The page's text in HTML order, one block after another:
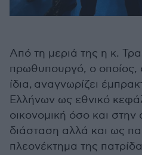
Από τη μεριά της η κ.
πρωθυπουργό, ο
ίδια, αναγνωρίζει
Ελλήνων ως εθνικό
οικονομική όσο και στην
διάσταση αλλά και ως
πλεονέκτημα της